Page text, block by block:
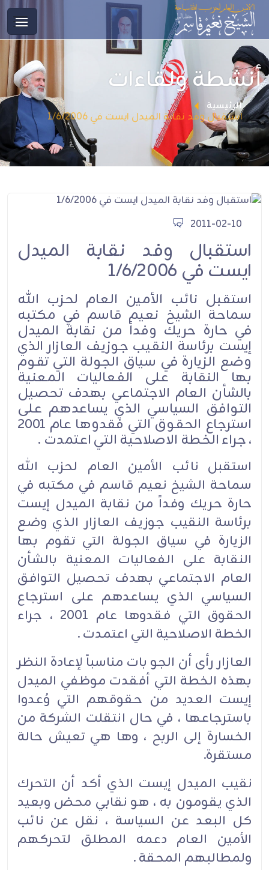
أنشطة ولقاءات
الرئيسية
استقبال وفد نقابة الميدل ايست في 1/6/2006
2011-02-10
استقبال وفد نقابة الميدل
ايست في 1/6/2006
استقبل نائب الأمين العام لحزب الله
سماحة الشيخ نعيم قاسم في مكتبه
في حارة حريك وفداً من نقابة الميدل
إيست برئاسة النقيب جوزيف العازار الذي
وضع الزيارة في سياق الجولة التي تقوم
بها النقابة على الفعاليات المعنية
بالشأن العام الاجتماعي بهدف تحصيل
التوافق السياسي الذي يساعدهم على
استرجاع الحقوق التي فقدوها عام 2001
، جراء الخطة الاصلاحية التي اعتمدت .
استقبل نائب الأمين العام لحزب الله
سماحة الشيخ نعيم قاسم في مكتبه في
حارة حريك وفداً من نقابة الميدل إيست
برئاسة النقيب جوزيف العازار الذي وضع
الزيارة في سياق الجولة التي تقوم بها
النقابة على الفعاليات المعنية بالشأن
العام الاجتماعي بهدف تحصيل التوافق
السياسي الذي يساعدهم على استرجاع
الحقوق التي فقدوها عام 2001 ، جراء
الخطة الاصلاحية التي اعتمدت .
العازار رأى أن الجو بات مناسباً لإعادة النظر
بهذه الخطة التي أفقدت موظفي الميدل
إيست العديد من حقوقهم التي وُعدوا
باسترجاعها ، في حال انتقلت الشركة من
الخسارة إلى الربح ، وها هي تعيش حالة
مستقرة.
نقيب الميدل إيست الذي أكد أن التحرك
الذي يقومون به ، هو نقابي محض وبعيد
كل البعد عن السياسة ، نقل عن نائب
الأمين العام دعمه المطلق لتحركهم
ولمطالبهم المحقة .